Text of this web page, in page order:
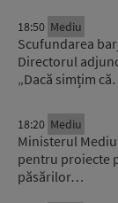
18:50 Mediu
Scufundarea
Directorul
„Dacă simțim
18:20 Mediu
Ministerul
pentru proiecte
păsărilor…